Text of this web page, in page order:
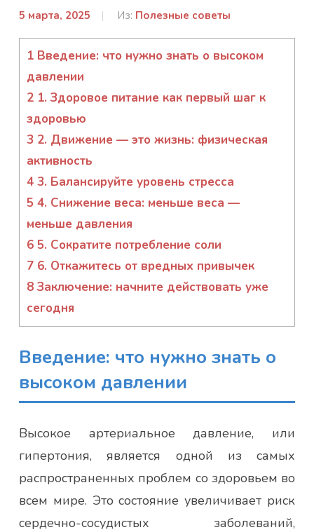
5 марта, 2025
От:
Из: Полезные советы
1 Введение: что нужно знать о высоком
давлении
2 1. Здоровое питание как первый шаг к
здоровью
3 2. Движение — это жизнь: физическая
активность
4 3. Балансируйте уровень стресса
5 4. Снижение веса: меньше веса —
меньше давления
6 5. Сократите потребление соли
7 6. Откажитесь от вредных привычек
8Заключение: начните действовать уже
сегодня
Введение: что нужно знать о
высоком давлении
Высокое артериальное давление, или
гипертония, является одной из самых
распространенных проблем со здоровьем во
всем мире. Это состояние увеличивает риск
сердечно-сосудистых заболеваний,